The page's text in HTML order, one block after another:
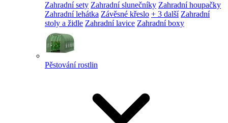
Zahradní sety Zahradní slunečníky Zahradní houpačky
Zahradní lehátka Závěsné křeslo + 3 další Zahradní
stoly a židle Zahradní lavice Zahradní boxy
Pěstování rostlin